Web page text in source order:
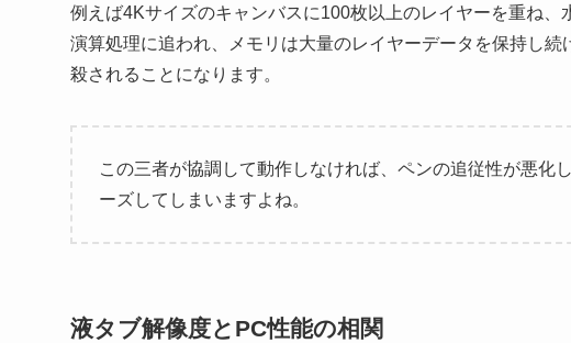
例えば4Kサイズのキャンバスに100枚以上のレイヤーを重ね
演算処理に追われ、メモリは大量のレイヤーデータを保持し
殺されることになります。
この三者が協調して動作しなければ、ペンの追従性が悪化
ーズしてしまいますよね。
液タブ解像度とPC性能の相関